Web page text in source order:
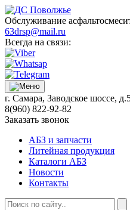
Обслуживание
63drsp@mail.ru
Всегда на связи:
г. Самара, Заводское шоссе,
8(960) 822-92-82
Заказать звонок
АБЗ и запчасти
Литейная продукция
Каталоги АБЗ
Новости
Контакты